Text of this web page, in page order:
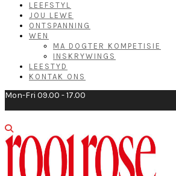
LEEFSTYL
JOU LEWE
ONTSPANNING
WEN
MA DOGTER KOMPETISIE
INSKRYWINGS
LEESTYD
KONTAK ONS
Mon-Fri 09.00 - 17.00